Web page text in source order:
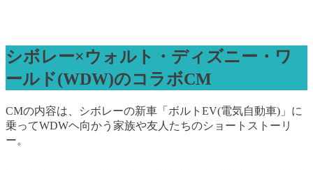
シボレー×ウォルト・ディズニー・ワ
ールド(WDW)のコラボCM
CMの内容は、シボレーの新車「ボルトEV(電気自動車)」に
乗ってWDWヘ向かう家族や友人たちのショートストーリ
ー。